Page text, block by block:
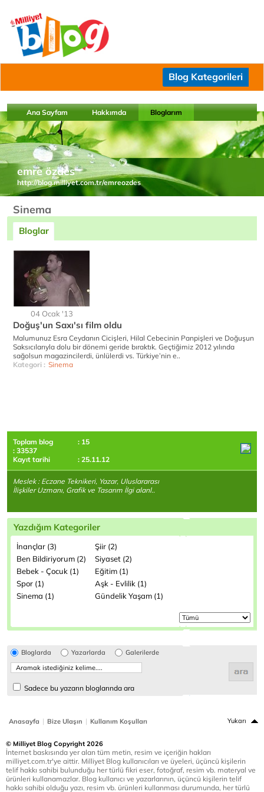
Blog Kategorileri
Ana Sayfam Hakkımda Bloglarım
emre özdes
http://blog.milliyet.com.tr/emreozdes
Sinema
Bloglar
04 Ocak '13
Doğuş'un Saxı'sı film oldu
Malumunuz Esra Ceydanın Cicişleri, Hilal Cebecinin Panpişleri ve Doğuşun
Saksıcılarıyla dolu bir dönemi geride bıraktık. Geçtiğimiz 2012 yılında
sağolsun magazincilerdi, ünlülerdi vs. Türkiye’nin e..
Kategori : Sinema
Toplam blog
: 15
: 33537
Kayıt tarihi
: 25.11.12
Meslek : Eczane Teknikeri, Yazar, Uluslararası
İlişkiler Uzmanı, Grafik ve Tasarım İlgi alanl..
Yazdığım Kategoriler
İnançlar (3)
Şiir (2)
Ben Bildiriyorum (2)
Siyaset (2)
Bebek - Çocuk (1)
Eğitim (1)
Spor (1)
Aşk - Evlilik (1)
Sinema (1)
Gündelik Yaşam (1)
Bloglarda Yazarlarda Galerilerde
Sadece bu yazarın bloglarında ara
Anasayfa | Bize Ulaşın | Kullanım Koşulları Yukarı
© Milliyet Blog Copyright 2026
İnternet baskısında yer alan tüm metin, resim ve içeriğin hakları
milliyet.com.tr'ye aittir. Milliyet Blog kullanıcıları ve üyeleri, üçüncü kişilerin
telif hakkı sahibi bulunduğu her türlü fikri eser, fotoğraf, resim vb. materyal ve
ürünleri kullanamazlar. Blog kullanıcı ve yazarlarının, üçüncü kişilerin telif
hakkı sahibi olduğu yazı, resim vb. ürünleri kullanması durumunda, her türlü